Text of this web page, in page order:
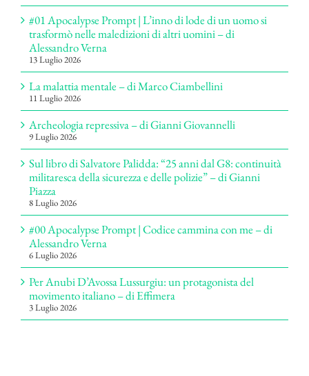
#01 Apocalypse Prompt | L’inno di lode di un uomo si
trasformò nelle maledizioni di altri uomini – di
Alessandro Verna
13 Luglio 2026
La malattia mentale – di Marco Ciambellini
11 Luglio 2026
Archeologia repressiva – di Gianni Giovannelli
9 Luglio 2026
Sul libro di Salvatore Palidda: “25 anni dal G8: continuità
militaresca della sicurezza e delle polizie” – di Gianni
Piazza
8 Luglio 2026
#00 Apocalypse Prompt | Codice cammina con me – di
Alessandro Verna
6 Luglio 2026
Per Anubi D’Avossa Lussurgiu: un protagonista del
movimento italiano – di Effimera
3 Luglio 2026